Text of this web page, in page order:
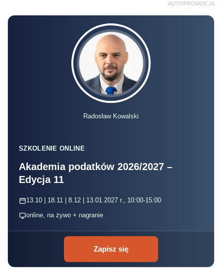
AUTOPROMOCJA
Radosław Kowalski
SZKOLENIE ONLINE
Akademia podatków 2026/2027 –
Edycja 11
13.10 | 18.11 | 8.12 | 13.01.2027 r., 10:00-15:00
online, na żywo + nagranie
Zapisz się